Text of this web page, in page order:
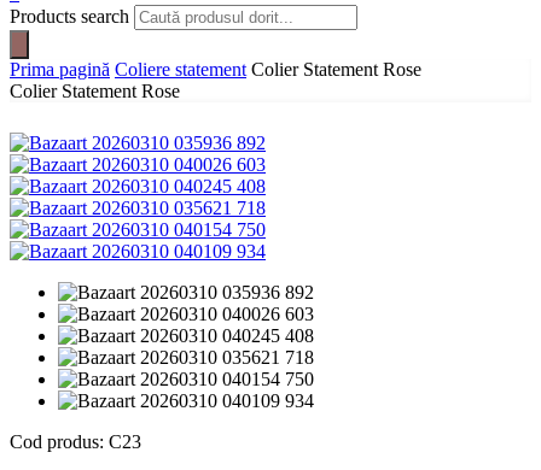
Products search
Prima pagină Coliere statement Colier Statement Rose
Colier Statement Rose
Cod produs: C23